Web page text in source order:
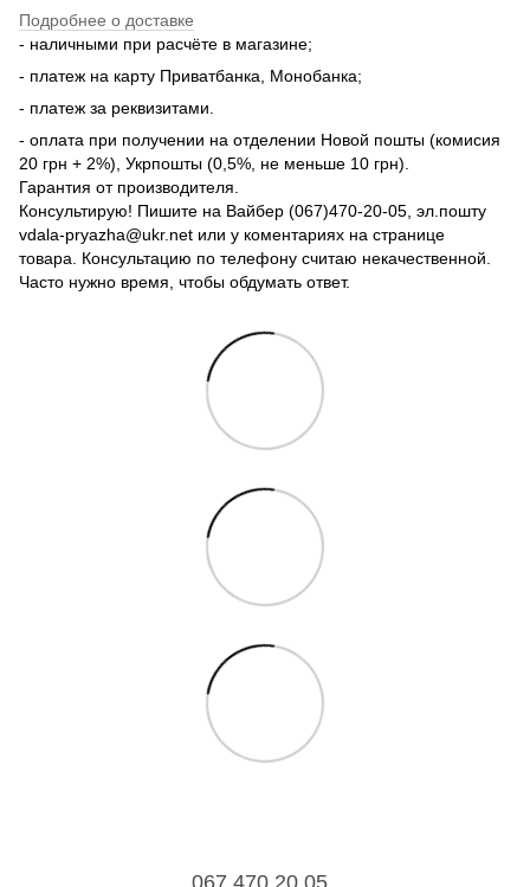
Подробнее о доставке
- наличными при расчёте в магазине;
- платеж на карту Приватбанка, Монобанка;
- платеж за реквизитами.
- оплата при получении на отделении Новой пошты (комисия
20 грн + 2%), Укрпошты (0,5%, не меньше 10 грн).
Гарантия от производителя.
Консультирую! Пишите на Вайбер (067)470-20-05, эл.пошту
vdala-pryazha@ukr.net или у коментариях на странице
товара. Консультацию по телефону считаю некачественной.
Часто нужно время, чтобы обдумать ответ.
067 470 20 05